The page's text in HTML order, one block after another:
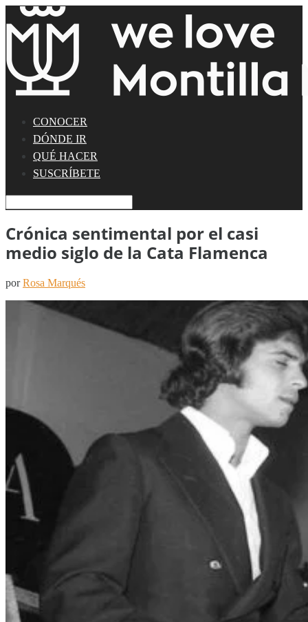
CONOCER
DÓNDE IR
QUÉ HACER
SUSCRÍBETE
Crónica sentimental por el casi
medio siglo de la Cata Flamenca
porRosa Marqués